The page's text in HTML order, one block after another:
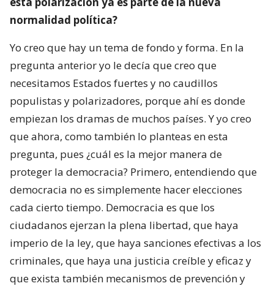
normalidad política?
Yo creo que hay un tema de fondo y forma. En la
pregunta anterior yo le decía que creo que
necesitamos Estados fuertes y no caudillos
populistas y polarizadores, porque ahí es donde
empiezan los dramas de muchos países. Y yo creo
que ahora, como también lo planteas en esta
pregunta, pues ¿cuál es la mejor manera de
proteger la democracia? Primero, entendiendo que
democracia no es simplemente hacer elecciones
cada cierto tiempo. Democracia es que los
ciudadanos ejerzan la plena libertad, que haya
imperio de la ley, que haya sanciones efectivas a los
criminales, que haya una justicia creíble y eficaz y
que exista también mecanismos de prevención y